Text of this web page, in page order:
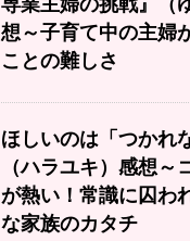
想～子育て中の主婦
ことの難しさ
ほしいのは「つかれ
（ハラユキ）感想～
が熱い！常識に囚わ
な家族のカタチ